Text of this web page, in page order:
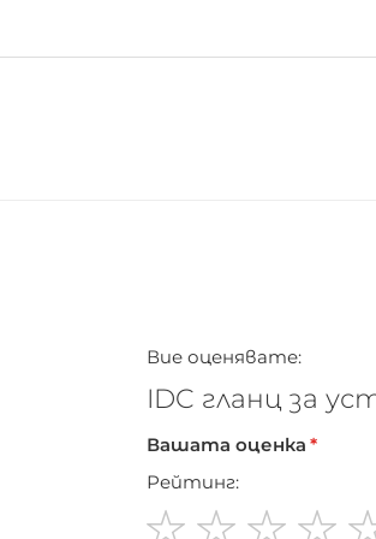
Вие оценявате:
IDC гланц за
Вашата оценка
Рейтинг: